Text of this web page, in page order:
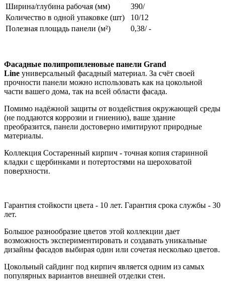
Ширина/глубина рабочая (мм)
390/
Количество в одной упаковке (шт)
10/12
Полезная площадь панели (м²)
0,38/ -
Фасадные полипропиленовые панели Grand
Line универсальный фасадный материал. За счёт своей
прочности панели можно использовать как на цокольной
части вашего дома, так на всей области фасада.
Помимо надёжной защиты от воздействия окружающей среды
(не поддаются коррозии и гниению), ваше здание
преобразится, панели достоверно имитируют природные
материалы.
Коллекция Состаренный кирпич - точная копия старинной
кладки с щербинками и потертостями на шероховатой
поверхности.
Гарантия стойкости цвета - 10 лет. Гарантия срока службы - 30
лет.
Большое разнообразие цветов этой коллекции дает
возможность экспериментировать и создавать уникальные
дизайны фасадов выбирая один или сочетая несколько цветов.
Цокольный сайдинг под кирпич является одним из самых
популярных вариантов внешней отделки стен.